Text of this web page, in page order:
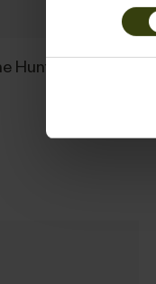
consentement
Hunter